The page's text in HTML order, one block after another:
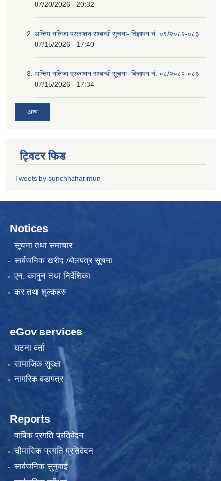
07/20/2026 - 20:32
अन्तिम नतिजा प्रकाशन सम्बन्धी सूचना- विज्ञापन नं. ०९/२०८२-०८३
07/15/2026 - 17:40
अन्तिम नतिजा प्रकाशन सम्बन्धी सूचना- विज्ञापन नं. ०८/२०८२-०८३
07/15/2026 - 17:34
अन्य
ट्विटर फिड
Tweets by sunchhaharimun
Notices
सूचना तथा समाचार
सार्वजनिक खरीद /बोलपत्र सूचना
एन, कानुन तथा निर्देशिका
कर तथा शुल्कहरु
eGov services
घटना दर्ता
सामाजिक सुरक्षा
नागरिक वडापत्र
Reports
वार्षिक प्रगति प्रतिवेदन
चौमासिक प्रगति प्रतिवेदन
सार्वजनिक सुनुवाई